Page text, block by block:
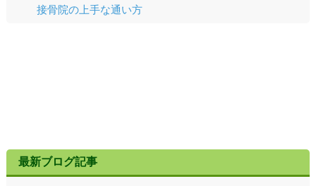
接骨院の上手な通い方
最新ブログ記事